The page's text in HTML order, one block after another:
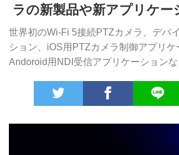
ラの新製品や新アプリケー
世界初のWi-Fi 5接続PTZカメラ、デバ
ション、iOS用PTZカメラ制御アプリケ
Andoroid用NDI受信アプリケーション